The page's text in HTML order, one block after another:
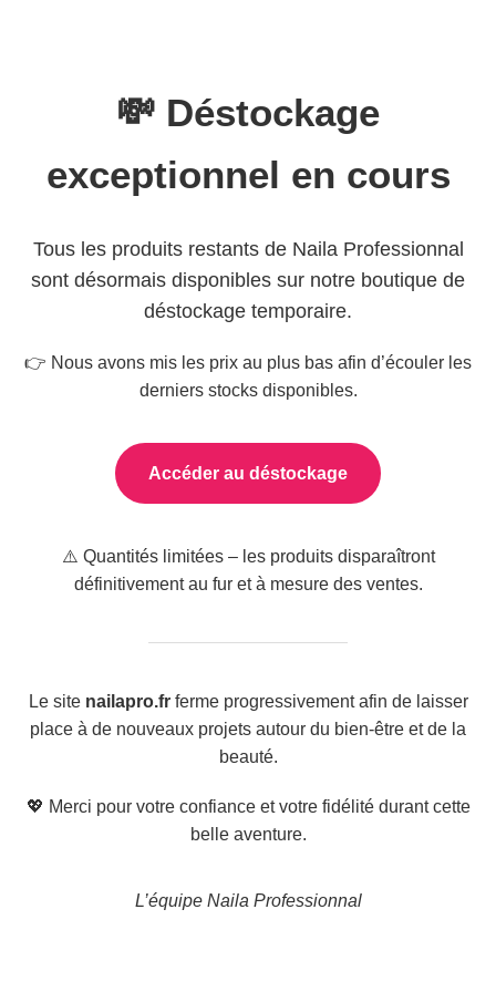
💸 Déstockage
exceptionnel en cours
Tous les produits restants de Naila Professionnal
sont désormais disponibles sur notre boutique de
déstockage temporaire.
👉 Nous avons mis les prix au plus bas afin d’écouler les
derniers stocks disponibles.
Accéder au déstockage
⚠️ Quantités limitées – les produits disparaîtront
définitivement au fur et à mesure des ventes.
Le site nailapro.frferme progressivement afin de laisser
place à de nouveaux projets autour du bien-être et de la
beauté.
💖 Merci pour votre confiance et votre fidélité durant cette
belle aventure.
L’équipe Naila Professionnal